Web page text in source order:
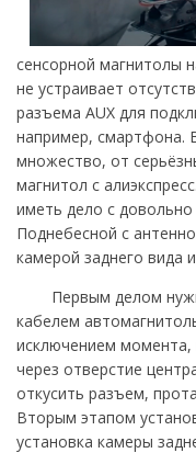
сенсорной магнитолы
не устраивает
разъема AUX для
например, смартфона.
множество, от
магнитол с
иметь дело с
Поднебесной с
камерой заднего вида
Первым делом
кабелем
исключением
через отверстие
откусить разъем,
Вторым этапом
установка камеры